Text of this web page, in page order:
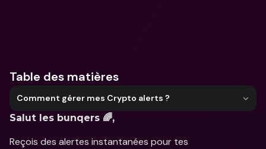
Table des matières
Comment gérer mes Crypto alerts ?
Salut les bunqers 🌈,
Reçois des alertes instantanées pour tes